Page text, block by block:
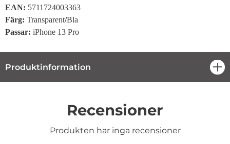
EAN: 5711724003363
Färg: Transparent/Bla
Passar: iPhone 13 Pro
Produktinformation
Recensioner
Produkten har inga recensioner